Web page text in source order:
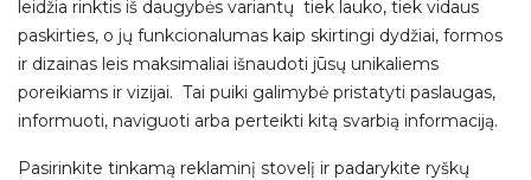
leidžia rinktis iš daugybės variantų tiek lauko, tiek vidaus
paskirties, o jų funkcionalumas kaip skirtingi dydžiai, formos
ir dizainas leis maksimaliai išnaudoti jūsų unikaliems
poreikiams ir vizijai. Tai puiki galimybė pristatyti paslaugas,
informuoti, naviguoti arba perteikti kitą svarbią informaciją.
Pasirinkite tinkamą reklaminį stovelį ir padarykite ryškų